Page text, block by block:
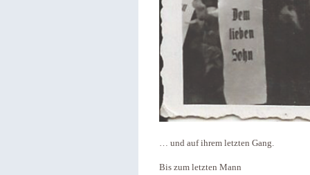
… und auf ihrem letzten Gang.
Bis zum letzten Mann